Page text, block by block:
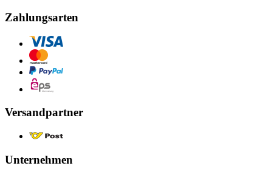
Zahlungsarten
Versandpartner
Unternehmen